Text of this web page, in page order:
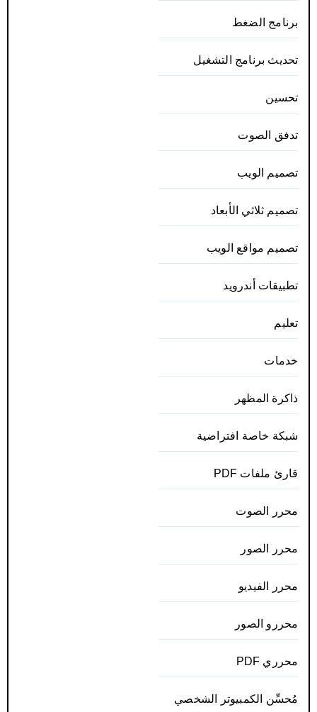
برنامج الضغط
تحديث برنامج التشغيل
تحسين
تدفق الصوت
تصميم الويب
تصميم ثلاثي الأبعاد
تصميم مواقع الويب
تطبيقات أندرويد
تعليم
خدمات
ذاكرة المظهر
شبكة خاصة افتراضية
قارئ ملفات PDF
محرر الصوت
محرر الصور
محرر الفيديو
محررو الصور
محرري PDF
مُحسِّن الكمبيوتر الشخصي